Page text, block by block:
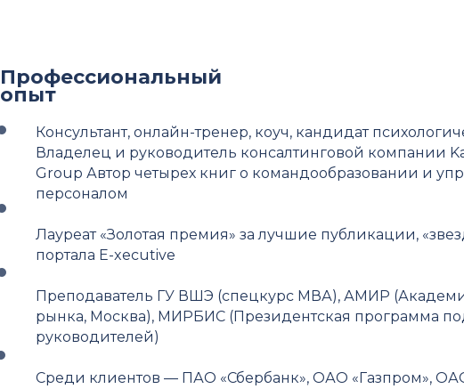
Профессиональный
опыт
Консультант, онлайн-тренер, коуч, кандидат
Владелец и руководитель консалтинговой компании
Group Автор четырех книг о командообразовании и
персоналом
Лауреат «Золотая премия» за лучшие публикации,
портала E-xecutive
Преподаватель ГУ ВШЭ (спецкурс МВА), АМИР
рынка, Москва), МИРБИС (Президентская программа
руководителей)
Среди клиентов — ПАО «Сбербанк», ОАО «Газпром», ОАО